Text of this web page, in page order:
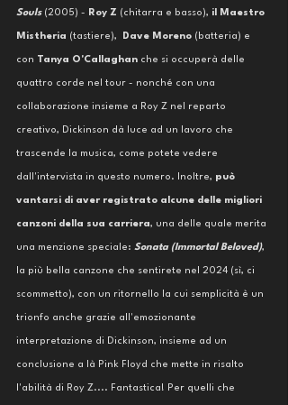
Souls (2005) - Roy Z (chitarra e basso), il Maestro
Mistheria (tastiere), Dave Moreno (batteria) e
con Tanya O'Callaghan che si occuperà delle
quattro corde nel tour - nonché con una
collaborazione insieme a Roy Z nel reparto
creativo, Dickinson dà luce ad un lavoro che
trascende la musica, come potete vedere
dall'intervista in questo numero. Inoltre, può
vantarsi di aver registrato alcune delle migliori
canzoni della sua carriera, una delle quale merita
una menzione speciale: Sonata (Immortal Beloved),
la più bella canzone che sentirete nel 2024 (sì, ci
scommetto), con un ritornello la cui semplicità è un
trionfo anche grazie all'emozionante
interpretazione di Dickinson, insieme ad un
conclusione a là Pink Floyd che mette in risalto
l'abilità di Roy Z.... Fantastica! Per quelli che